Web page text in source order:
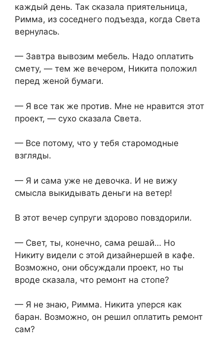
каждый день. Так сказала приятельница,
Римма, из соседнего подъезда, когда Света
вернулась.
— Завтра вывозим мебель. Надо оплатить
смету, — тем же вечером, Никита положил
перед женой бумаги.
— Я все так же против. Мне не нравится этот
проект, — сухо сказала Света.
— Все потому, что у тебя старомодные
взгляды.
— Я и сама уже не девочка. И не вижу
смысла выкидывать деньги на ветер!
В этот вечер супруги здорово повздорили.
— Свет, ты, конечно, сама решай… Но
Никиту видели с этой дизайнершей в кафе.
Возможно, они обсуждали проект, но ты
вроде сказала, что ремонт на стопе?
— Я не знаю, Римма. Никита уперся как
баран. Возможно, он решил оплатить ремонт
сам?